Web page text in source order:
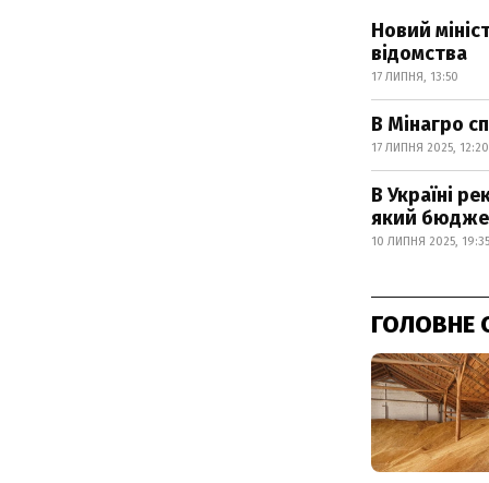
Новий
відомства
17 ЛИПНЯ, 13:50
В Мінагро
17 ЛИПНЯ 2025, 12:20
В Україні
який
10 ЛИПНЯ 2025, 19:35
ГОЛОВНЕ